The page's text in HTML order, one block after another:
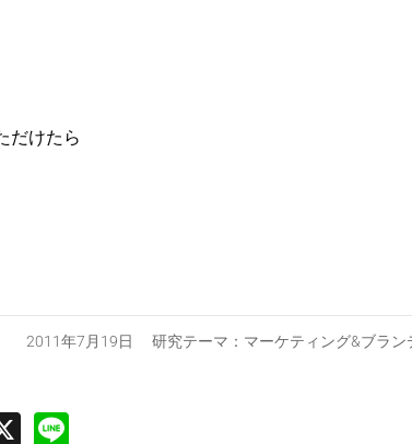
だけたら
2011年7月19日 研究テーマ： マーケティング&ブラン